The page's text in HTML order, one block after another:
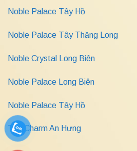
Noble Palace Tây Hồ
Noble Palace Tây Thăng Long
Noble Crystal Long Biên
Noble Palace Long Biên
Noble Palace Tây Hồ
The Charm An Hưng